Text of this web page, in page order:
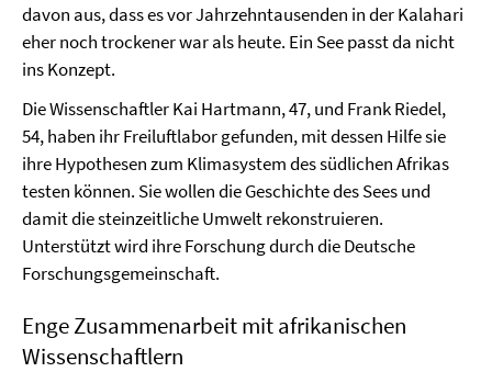
davon aus, dass es vor Jahrzehntausenden in der Kalahari
eher noch trockener war als heute. Ein See passt da nicht
ins Konzept.
Die Wissenschaftler Kai Hartmann, 47, und Frank Riedel,
54, haben ihr Freiluftlabor gefunden, mit dessen Hilfe sie
ihre Hypothesen zum Klimasystem des südlichen Afrikas
testen können. Sie wollen die Geschichte des Sees und
damit die steinzeitliche Umwelt rekonstruieren.
Unterstützt wird ihre Forschung durch die Deutsche
Forschungsgemeinschaft.
Enge Zusammenarbeit mit afrikanischen
Wissenschaftlern